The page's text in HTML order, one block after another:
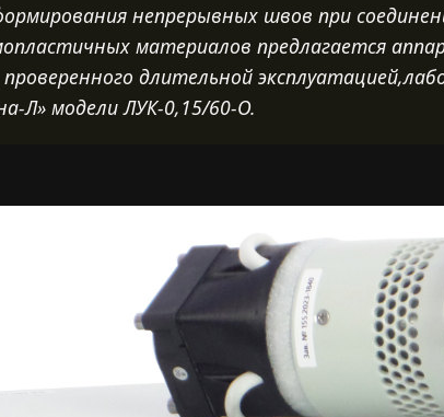
непрерывных швов при
материалов предлагается
проверенного длительной
Л» модели ЛУК-0,15/60-О.